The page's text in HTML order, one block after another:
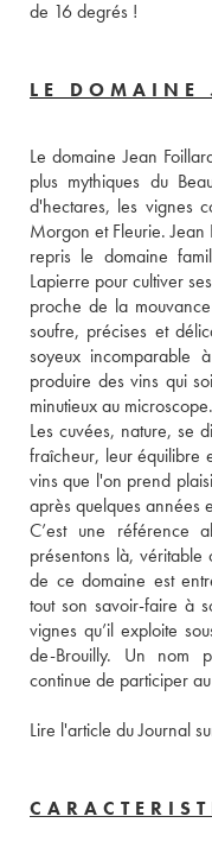
LE DOMAINE
Le domaine Jean
plus mythiques du
d'hectares, les vignes
Morgon et Fleurie.
repris le domaine
Lapierre pour cultiver
proche de la
soufre, précises et
soyeux incomparable
produire des vins qui
minutieux au microscope.
Les cuvées, nature, se
fraîcheur, leur équilibre
vins que l'on prend
après quelques années
C’est une référence
présentons là,
de ce domaine est
tout son savoir-faire à
vignes qu’il exploite
de-Brouilly. Un nom
continue de participer
Lire l'article du Journal